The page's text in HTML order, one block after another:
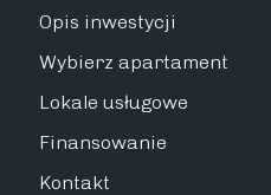
Opis inwestycji
Wybierz apartament
Lokale usługowe
Finansowanie
Kontakt